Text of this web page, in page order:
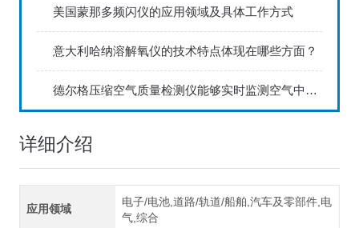
美国蒙那多频闪仪的应用领域及具体工作方式
意大利哈纳溶解氧仪的技术特点体现在哪些方面？
德尔格压缩空气质量检测仪能够实时监测空气中的污染物浓度
详细介绍
应用领域
电子/电池,道路/轨道/船舶,汽车及零部件,电
气,综合